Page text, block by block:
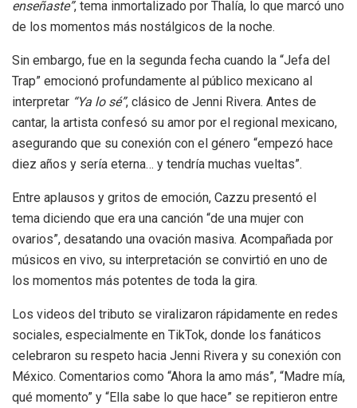
enseñaste”, tema inmortalizado por Thalía, lo que marcó uno
de los momentos más nostálgicos de la noche.
Sin embargo, fue en la segunda fecha cuando la “Jefa del
Trap” emocionó profundamente al público mexicano al
interpretar “Ya lo sé”, clásico de Jenni Rivera. Antes de
cantar, la artista confesó su amor por el regional mexicano,
asegurando que su conexión con el género “empezó hace
diez años y sería eterna… y tendría muchas vueltas”.
Entre aplausos y gritos de emoción, Cazzu presentó el
tema diciendo que era una canción “de una mujer con
ovarios”, desatando una ovación masiva. Acompañada por
músicos en vivo, su interpretación se convirtió en uno de
los momentos más potentes de toda la gira.
Los videos del tributo se viralizaron rápidamente en redes
sociales, especialmente en TikTok, donde los fanáticos
celebraron su respeto hacia Jenni Rivera y su conexión con
México. Comentarios como “Ahora la amo más”, “Madre mía,
qué momento” y “Ella sabe lo que hace” se repitieron entre